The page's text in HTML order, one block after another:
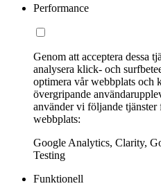
Performance
Genom att acceptera dessa
analysera klick- och
optimera vår webbplats och
övergripande
använder vi följande tjänster
webbplats:
Google Analytics, Clarity,
Testing
Funktionell